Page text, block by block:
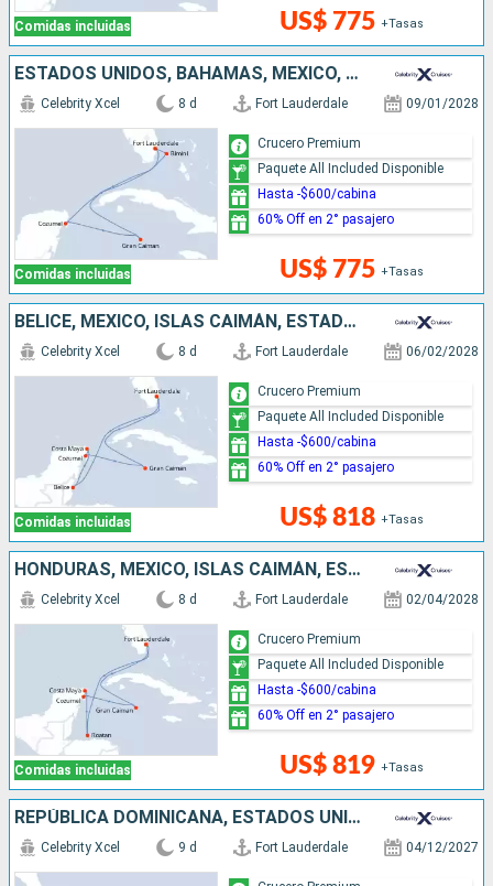
Comidas incluidas US$ 775 +Tasas
ESTADOS UNIDOS, BAHAMAS, MÉXICO, ISLAS CAIMÁN
Comidas incluidas
Celebrity Xcel 8 d Fort Lauderdale 09/01/2028
US$ 775 +Tasas
Crucero Premium
Paquete All Included Disponible
Hasta -$600/cabina
60% Off en 2° pasajero
BELICE, MÉXICO, ISLAS CAIMÁN, ESTADOS UNIDOS
Comidas incluidas
Celebrity Xcel 8 d Fort Lauderdale 06/02/2028
US$ 818 +Tasas
Crucero Premium
Paquete All Included Disponible
Hasta -$600/cabina
60% Off en 2° pasajero
HONDURAS, MÉXICO, ISLAS CAIMÁN, ESTADOS UNIDOS
Comidas incluidas
Celebrity Xcel 8 d Fort Lauderdale 02/04/2028
US$ 819 +Tasas
Crucero Premium
Paquete All Included Disponible
Hasta -$600/cabina
60% Off en 2° pasajero
REPÚBLICA DOMINICANA, ESTADOS UNIDOS, ANTIGUA Y BARBUDA, SAN MARTÍN
Celebrity Xcel 9 d Fort Lauderdale 04/12/2027